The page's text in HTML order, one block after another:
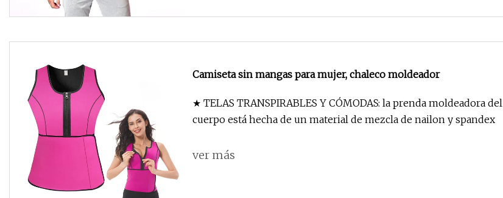
Camiseta sin mangas para mujer, chaleco moldeador
★ TELAS TRANSPIRABLES Y CÓMODAS: la prenda moldeadora del
cuerpo está hecha de un material de mezcla de nailon y spandex
ver más